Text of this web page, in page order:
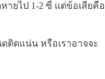
ยไป 1-2 ซี่ แต่ข้อเสียคือ
ติดแน่น หรือเราอาจจะ